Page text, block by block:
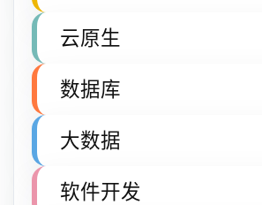
云原生
数据库
大数据
软件开发